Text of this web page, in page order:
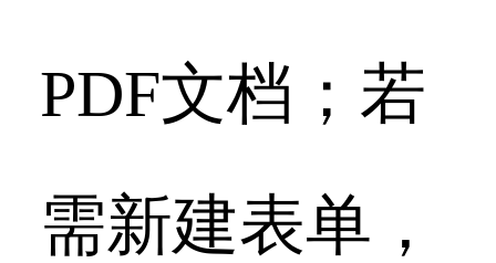
PDF文档；若
需新建表单，